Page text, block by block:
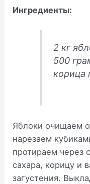
Ингредиенты:
2 кг
500
корица
Яблоки очищаем
нарезаем
протираем через
сахара, корицу и
загустения.